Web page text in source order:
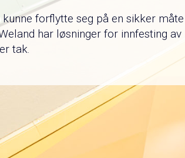
forflytte seg på en sikker måte
har løsninger for innfesting av
tak.